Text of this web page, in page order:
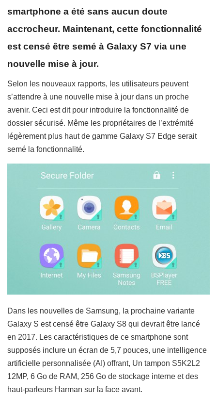
smartphone a été sans aucun doute
accrocheur. Maintenant, cette fonctionnalité
est censé être semé à Galaxy S7 via une
nouvelle mise à jour.
Selon les nouveaux rapports, les utilisateurs peuvent
s’attendre à une nouvelle mise à jour dans un proche
avenir. Ceci est dit pour introduire la fonctionnalité de
dossier sécurisé. Même les propriétaires de l’extrémité
légèrement plus haut de gamme Galaxy S7 Edge serait
semé la fonctionnalité.
Dans les nouvelles de Samsung, la prochaine variante
Galaxy S est censé être Galaxy S8 qui devrait être lancé
en 2017. Les caractéristiques de ce smartphone sont
supposés inclure un écran de 5,7 pouces, une intelligence
artificielle personnalisée (AI) offrant, Un tampon S5K2L2
12MP, 6 Go de RAM, 256 Go de stockage interne et des
haut-parleurs Harman sur la face avant.